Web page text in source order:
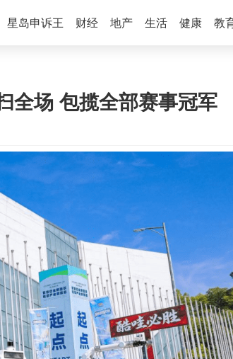
星岛申诉王 财经 地产 生活 健康 教
全场 包揽全部赛事冠军